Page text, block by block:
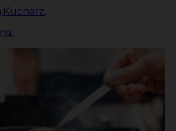
,Kucharz,
,